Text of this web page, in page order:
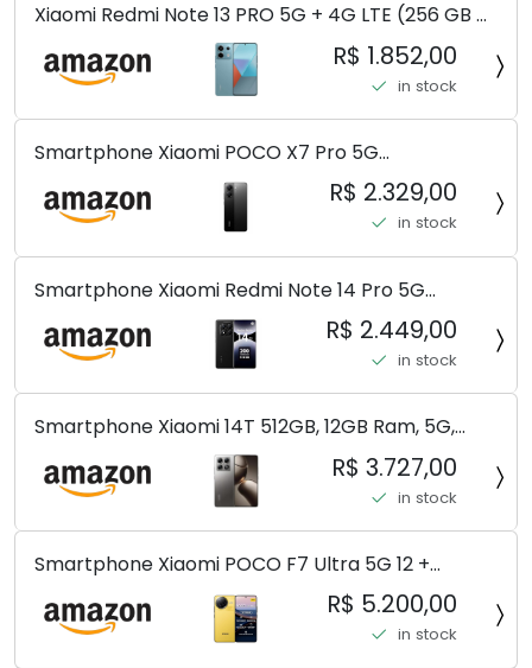
Xiaomi Redmi Note 13 PRO 5G + 4G LTE (256 GB +
8 GB) 200 MP Triplo (Mobile Mint Tello e) +
(Pacote de carregador duplo de carro rápido)
(Ocean Teal (ROM))
R$ 1.852,00
in stock
Smartphone Xiaomi POCO X7 Pro 5G
8+256GB/12+256GB/12+512GB
R$ 2.329,00
in stock
Smartphone Xiaomi Redmi Note 14 Pro 5G
Midnight Black (Preto) 12GB RAM 512GB ROM NFC
[ 24090RA29G ]
R$ 2.449,00
in stock
Smartphone Xiaomi 14T 512GB, 12GB Ram, 5G,
Leica, Cinza - no Brasil
R$ 3.727,00
in stock
Smartphone Xiaomi POCO F7 Ultra 5G 12 +
256GB/16+512GB Processador Snapdragon 8 Elite
Top de Linha Chip VisionBoost D7 para Jogos
Pesados Tela Flow AMOLED 2K...
R$ 5.200,00
in stock